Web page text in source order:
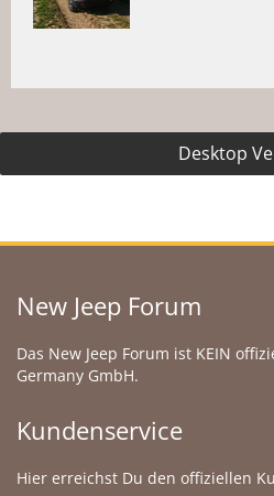
Desktop
New Jeep Forum
Das New Jeep Forum ist KEIN
Germany GmbH.
Kundenservice
Hier erreichst Du den offiziellen